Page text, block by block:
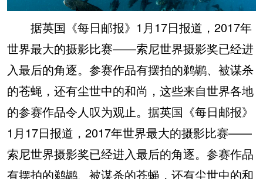
据英国《每日邮报》1月17日报道，2017年
世界最大的摄影比赛——索尼世界摄影奖已经进
入最后的角逐。参赛作品有摆拍的鹈鹕、被谋杀
的苍蝇，还有尘世中的和尚，这些来自世界各地
的参赛作品令人叹为观止。据英国《每日邮报》
1月17日报道，2017年世界最大的摄影比赛——
索尼世界摄影奖已经进入最后的角逐。参赛作品
有摆拍的鹈鹕、被谋杀的苍蝇，还有尘世中的和